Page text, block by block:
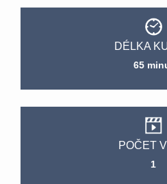
DÉLKA
65
POČET
1